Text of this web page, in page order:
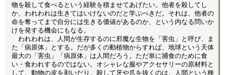
物を殺して食べるという経験を積ませてあげたい。他者を殺してし
か、われわれは生きてはいけないのだと学ぶべきだ。それは、他者の
命を奪ってまで自分には生きる価値があるのか、という内なる問いか
けを発する機会にもなる。
われわれは、人間が生存するのに邪魔な生物を「害虫」と呼び、ま
た「病原体」とする。だが多くの動植物からすれば、地球という天体
最大の「害虫」「病原体」は人間だろう。ただ単に捕食のために食
い・食われするのではない。オシャレな服やアクセサリーの原材料と
して、動物の皮を剥いだり、殺して牙や爪を抜くのは、人間という種